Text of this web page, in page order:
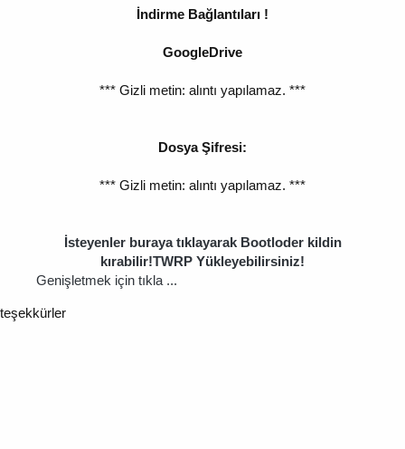
İndirme Bağlantıları !
GoogleDrive
*** Gizli metin: alıntı yapılamaz. ***
Dosya Şifresi:
*** Gizli metin: alıntı yapılamaz. ***
İsteyenler buraya tıklayarak Bootloder kildin
kırabilir!TWRP Yükleyebilirsiniz!
Genişletmek için tıkla ...
teşekkürler